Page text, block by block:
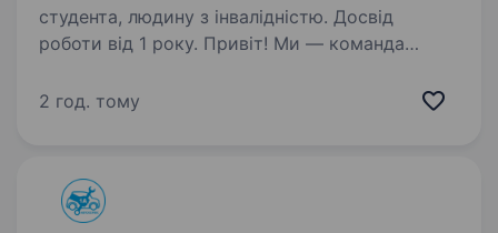
студента, людину з інвалідністю. Досвід
роботи від 1 року. Привіт! Ми — команда
та Києві, де цінують професіоналізм, прагнення
в дружній атмосфері, отримувати…
2 год. тому